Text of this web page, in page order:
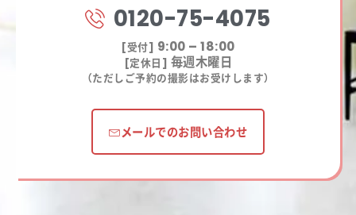
0120-75-4075
[受付] 9:00 – 18:00
[定休日] 毎週木曜日
（ただしご予約の撮影はお受けします）
メールでのお問い合わせ